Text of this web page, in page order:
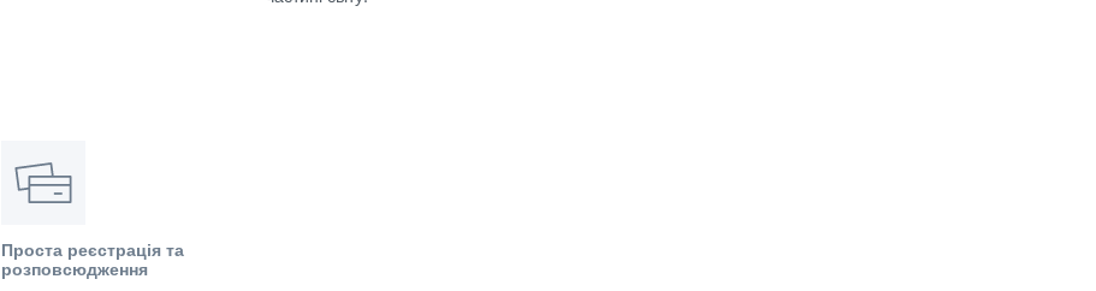
Проста реєстрація та
розповсюдження